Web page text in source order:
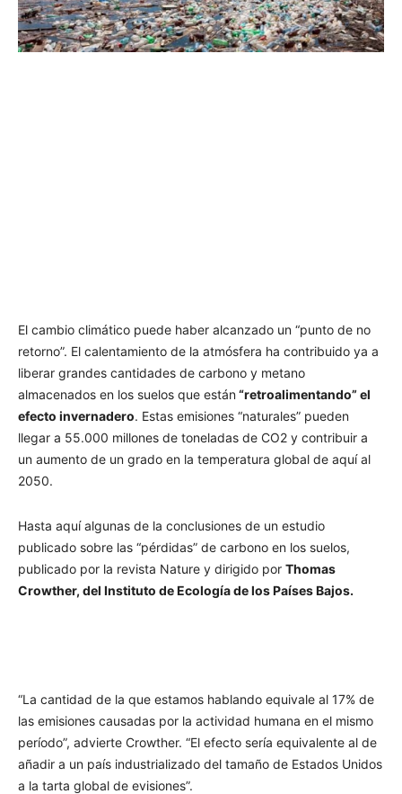
El cambio climático puede haber alcanzado un “punto de no
retorno”. El calentamiento de la atmósfera ha contribuido ya a
liberar grandes cantidades de carbono y metano
almacenados en los suelos que están“retroalimentando” el
efecto invernadero. Estas emisiones “naturales” pueden
llegar a 55.000 millones de toneladas de CO2 y contribuir a
un aumento de un grado en la temperatura global de aquí al
2050.
Hasta aquí algunas de la conclusiones de un estudio
publicado sobre las “pérdidas” de carbono en los suelos,
publicado por la revista Nature y dirigido por Thomas
Crowther, del Instituto de Ecología de los Países Bajos.
“La cantidad de la que estamos hablando equivale al 17% de
las emisiones causadas por la actividad humana en el mismo
período”, advierte Crowther. “El efecto sería equivalente al de
añadir a un país industrializado del tamaño de Estados Unidos
a la tarta global de evisiones”.